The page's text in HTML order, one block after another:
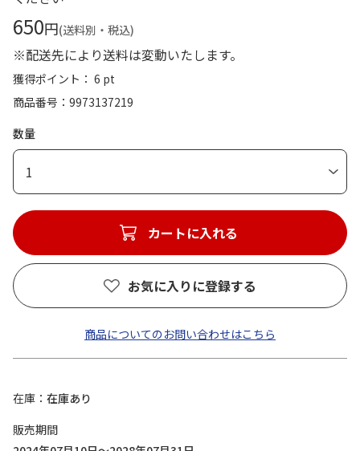
650円(送料別・税込)
※配送先により送料は変動いたします。
獲得ポイント： 6 pt
商品番号
9973137219
数量
1
カートに入れる
お気に入りに登録する
商品についてのお問い合わせはこちら
在庫
在庫あり
販売期間